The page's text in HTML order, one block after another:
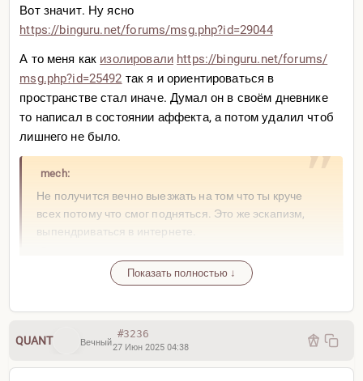
Вот значит. Ну ясно
https://binguru.net/forums/msg.php?id=29044
А то меня как изолировали https://binguru.net/forums/
msg.php?id=25492 так я и ориентироваться в
пространстве стал иначе. Думал он в своём дневнике
то написал в состоянии аффекта, а потом удалил чтоб
лишнего не было.
mech:
Не получится вечно выезжать на том что ты круче
всех потому что смог подняться. Это же эскапизм,
выпендриваться в интернете.
Ну или как в детстве во дворе. Уже вечереет, всем
весело, вдруг один зашёл домой по зову и выходит со
Показать полностью ↓
QUANT Вечный
#3236
27 Июн 2025 04:38